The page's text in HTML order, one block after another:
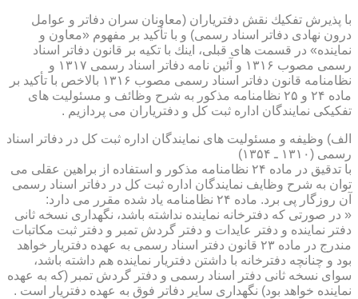
با پذیرش تفكیك نقش دفتریاران (معاونان سران دفاتر و عوامل
درون نهادی دفاتر اسناد رسمی) و با تأكید بر مفهوم «معاون و
نماینده» در قسمت های قبلی، اینك با تكیه بر قانون دفاتر اسناد
رسمی مصوب ۱۳۱۶ و آئین نامه دفاتر اسناد رسمی ۱۳۱۷ و
نظامنامه قانون دفاتر اسناد رسمی مصوب ۱۳۱۶ بالاخص با تأكید بر
ماده ۲۴ و ۲۵ نظامنامه مذكور به شرح وظائف و مسئولیت های
تفكیكی نمایندگان اداره ثبت كل و دفتریاران می پردازیم .
الف) وظیفه و مسئولیت های نمایندگان اداره ثبت كل در دفاتر اسناد
رسمی (۱۳۱۰ ـ ۱۳۵۴)
با تدقیق در ماده ۲۴ نظامنامه مذكور و استفاده از براهین عقلی می
توان به شرح وظایف نمایندگان اداره ثبت كل در دفاتر اسناد رسمی
آن روزگار پی برد. ماده ۲۴ نظامنامه یاد شده مقرر می دارد:
« در صورتی كه دفترخانه نماینده نداشته باشد، نگهداری نسخه ثانی
دفتر نماینده و دفتر عایدات و دفتر گردش تمبر و دفتر ثبت مكاتبات
مندرج در ماده ۲۳ قانون دفتر اسناد رسمی به عهده دفتریار خواهد
بود و چنانچه دفترخانه با داشتن دفتریار نماینده هم داشته باشد،
سوای نسخه ثانی دفتر اسناد رسمی و دفتر گردش تمبر (كه به عهده
نماینده خواهد بود) نگهداری سایر دفاتر فوق به عهده دفتریار است .